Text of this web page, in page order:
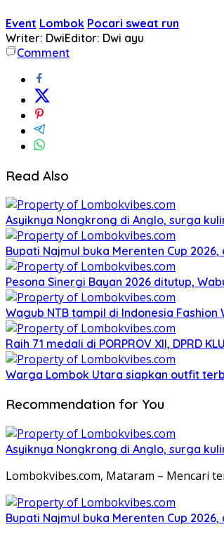
Event Lombok Pocari sweat run
Writer: DwiEditor: Dwi ayu
Comment
Read Also
Asyiknya Nongkrong di Anglo, surga
Bupati Najmul buka Merenten Cup
Pesona Sinergi Bayan 2026 ditutup,
Wagub NTB tampil di Indonesia
Raih 71 medali di PORPROV XII, DPRD
Warga Lombok Utara siapkan outfit
Recommendation for You
Asyiknya Nongkrong di Anglo, surga
Lombokvibes.com, Mataram – Mencari
Bupati Najmul buka Merenten Cup